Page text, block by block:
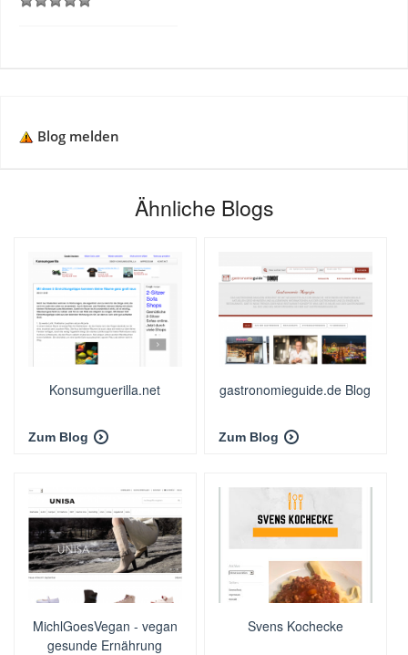
Blog melden
Ähnliche Blogs
Konsumguerilla.net
Zum Blog
gastronomieguide.de Blog
Zum Blog
MichlGoesVegan - vegan
gesunde Ernährung
Svens Kochecke